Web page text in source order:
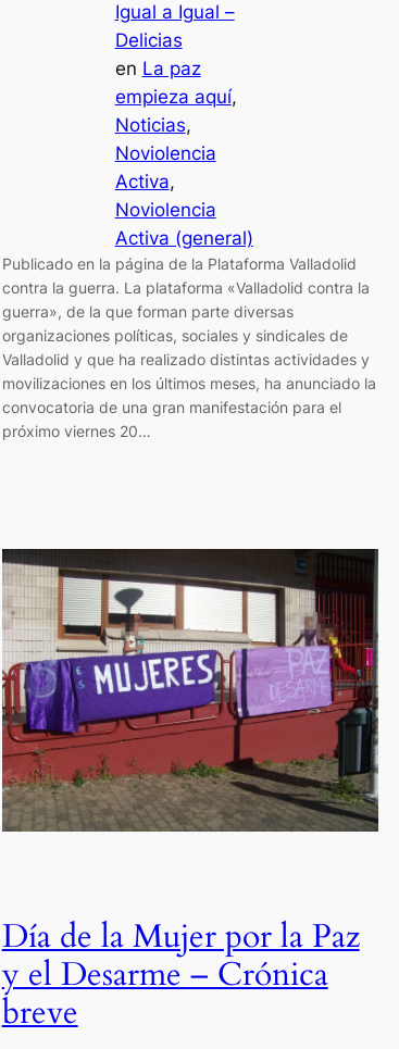
Igual a Igual –
Delicias
en La paz
empieza aquí
Noticias
Noviolencia
Activa
Noviolencia
Activa (general)
Publicado en la página de la Plataforma Valladolid
contra la guerra. La plataforma «Valladolid contra la
guerra», de la que forman parte diversas
organizaciones políticas, sociales y sindicales de
Valladolid y que ha realizado distintas actividades y
movilizaciones en los últimos meses, ha anunciado la
convocatoria de una gran manifestación para el
próximo viernes 20…
Día de la Mujer por la Paz
y el Desarme – Crónica
breve